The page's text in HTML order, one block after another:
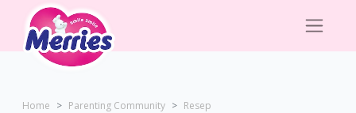
Home Parenting Community
Resep